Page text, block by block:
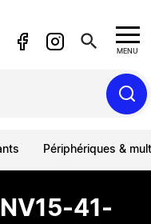
search MENU
Périphériques &
41-